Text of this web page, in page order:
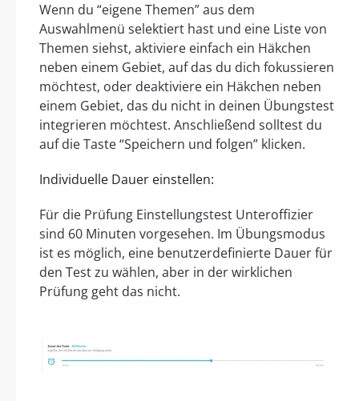
Wenn du “eigene Themen” aus dem
Auswahlmenü selektiert hast und eine Liste von
Themen siehst, aktiviere einfach ein Häkchen
neben einem Gebiet, auf das du dich fokussieren
möchtest, oder deaktiviere ein Häkchen neben
einem Gebiet, das du nicht in deinen Übungstest
integrieren möchtest. Anschließend solltest du
auf die Taste “Speichern und folgen” klicken.
Individuelle Dauer einstellen:
Für die Prüfung Einstellungstest Unteroffizier
sind 60 Minuten vorgesehen. Im Übungsmodus
ist es möglich, eine benutzerdefinierte Dauer für
den Test zu wählen, aber in der wirklichen
Prüfung geht das nicht.